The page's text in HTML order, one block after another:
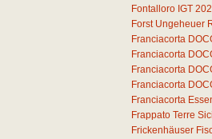
Fontalloro IGT
Forst Ungeheuer
Franciacorta
Franciacorta
Franciacorta
Franciacorta
Franciacorta
Frappato Terre
Frickenhäuser